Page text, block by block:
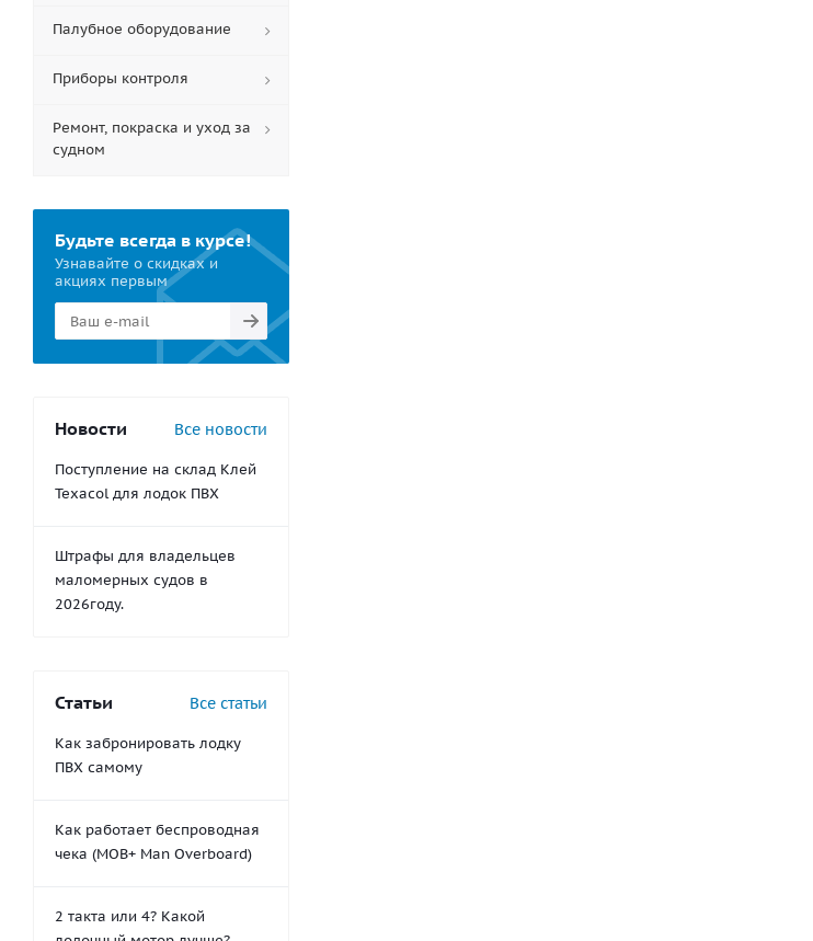
Палубное оборудование
Приборы контроля
Ремонт, покраска и уход за
судном
Будьте всегда в курсе!
Узнавайте о скидках и
акциях первым
Новости Все новости
Поступление на склад Клей
Texacol для лодок ПВХ
Штрафы для владельцев
маломерных судов в
2026году.
Статьи Все статьи
Как забронировать лодку
ПВХ самому
Как работает беспроводная
чека (MOB+ Man Overboard)
2 такта или 4? Какой